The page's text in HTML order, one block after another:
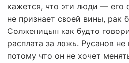
кажется, что эти люди — его
не признает своей вины, рак
Солженицын как будто
расплата за ложь. Русанов
потому что он не хочет